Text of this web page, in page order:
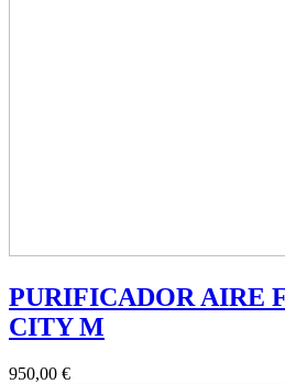
PURIFICADOR AIRE
CITY M
950,00 €